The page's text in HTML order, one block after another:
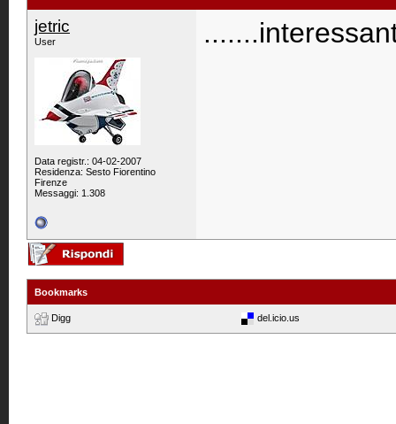
jetric
User
Data registr.: 04-02-2007
Residenza: Sesto Fiorentino
Firenze
Messaggi: 1.308
Bookmarks
Digg del.icio.us